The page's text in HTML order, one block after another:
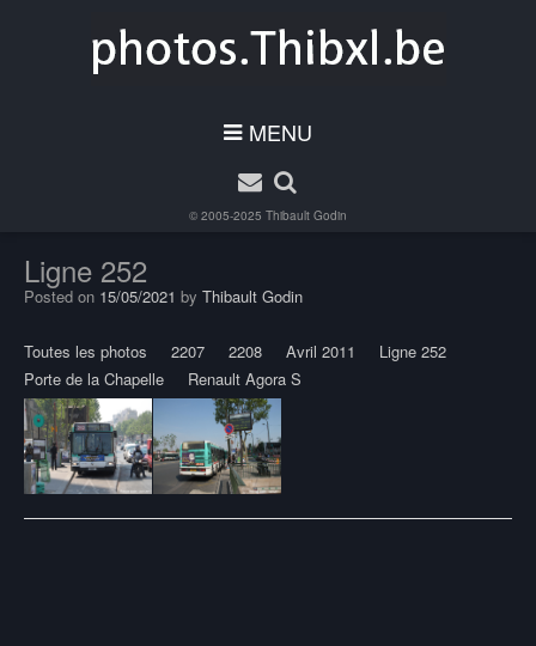
MENU
© 2005-2025 Thibault Godin
Ligne 252
Posted on 15/05/2021 by Thibault Godin
Toutes les photos 2207 2208 Avril 2011
Ligne 252
Porte de la Chapelle
Renault Agora S
Post